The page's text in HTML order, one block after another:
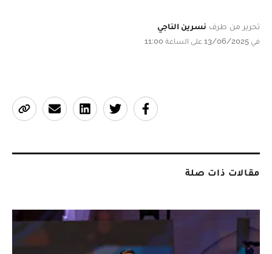
تحرير من طرف نسرين الناجي
في 13/06/2025 على الساعة 11:00
مقالات ذات صلة